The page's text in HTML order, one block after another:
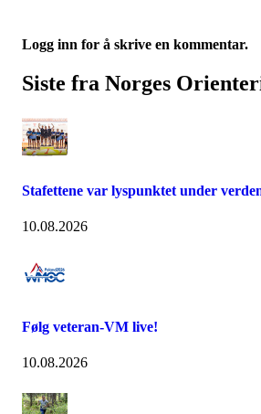
Logg inn for å skrive en kommentar.
Siste fra Norges
Stafettene var lyspunktet under
10.08.2026
Følg veteran-VM live!
10.08.2026